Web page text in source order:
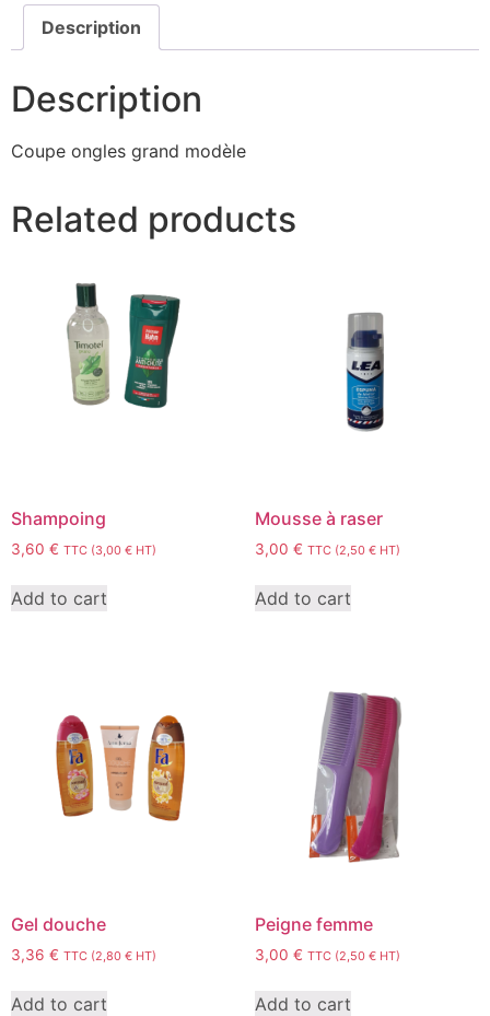
Description
Description
Coupe ongles grand modèle
Related products
Shampoing
3,60 € TTC (3,00 € HT)
Add to cart
Mousse à raser
3,00 € TTC (2,50 €HT)
Add to cart
Gel douche
3,36 € TTC (2,80 € HT)
Add to cart
Peigne femme
3,00 € TTC (2,50 €HT)
Add to cart